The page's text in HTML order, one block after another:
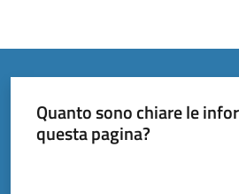
Quanto sono chiare le
questa pagina?